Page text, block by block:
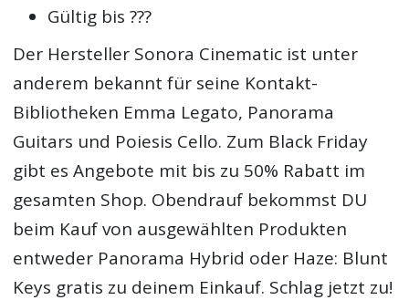
Gültig bis ???
Der Hersteller Sonora Cinematic ist unter
anderem bekannt für seine Kontakt-
Bibliotheken Emma Legato, Panorama
Guitars und Poiesis Cello. Zum Black Friday
gibt es Angebote mit bis zu 50% Rabatt im
gesamten Shop. Obendrauf bekommst DU
beim Kauf von ausgewählten Produkten
entweder Panorama Hybrid oder Haze: Blunt
Keys gratis zu deinem Einkauf. Schlag jetzt zu!